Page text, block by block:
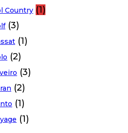
Country (1)
(3)
(1)
(2)
(3)
(2)
(1)
(1)